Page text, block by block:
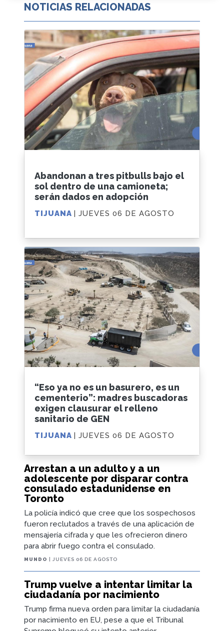
NOTICIAS RELACIONADAS
Arrestan a un adulto y a un
adolescente por disparar contra
consulado estadunidense en
Toronto
La policía indicó que cree que los sospechosos
fueron reclutados a través de una aplicación de
mensajería cifrada y que les ofrecieron dinero
para abrir fuego contra el consulado.
MUNDO | JUEVES 06 DE AGOSTO
Trump vuelve a intentar limitar la
ciudadanía por nacimiento
Trump firma nueva orden para limitar la ciudadanía
por nacimiento en EU, pese a que el Tribunal
Abandonan a tres pitbulls bajo el
sol dentro de una camioneta;
serán dados en adopción
TIJUANA | JUEVES 06 DE AGOSTO
“Eso ya no es un basurero, es un
cementerio”: madres buscadoras
exigen clausurar el relleno
sanitario de GEN
TIJUANA | JUEVES 06 DE AGOSTO